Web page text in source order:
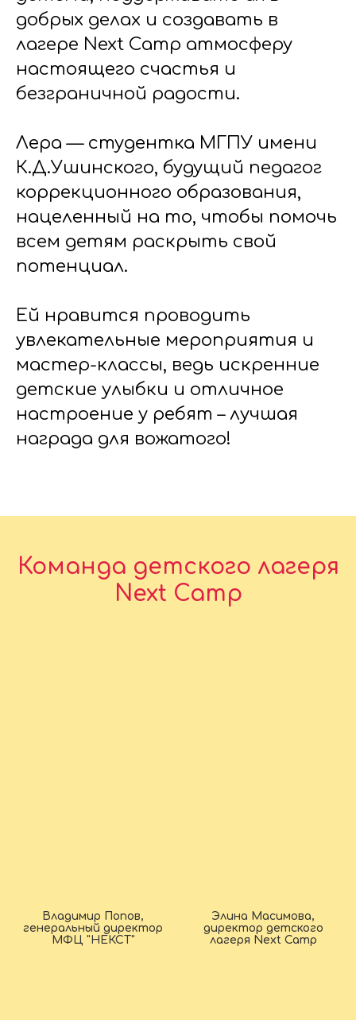
добрых делах и создавать в
лагере Next Camp атмосферу
настоящего счастья и
безграничной радости.
Лера — студентка МГПУ имени
К.Д.Ушинского, будущий педагог
коррекционного образования,
нацеленный на то, чтобы помочь
всем детям раскрыть свой
потенциал.
Ей нравится проводить
увлекательные мероприятия и
мастер-классы, ведь искренние
детские улыбки и отличное
настроение у ребят – лучшая
награда для вожатого!
Команда детского лагеря
Next Camp
Владимир Попов,
генеральный директор
МФЦ "НЕКСТ"
Элина Масимова,
директор детского
лагеря Next Camp